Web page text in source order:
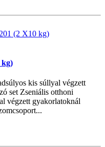
kg)
kis súllyal végzett
set Zseniális otthoni
végzett gyakorlatoknál